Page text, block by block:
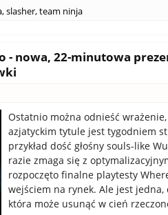
,slasher,team ninja
- nowa, 22-minutowa
Ostatnio można odnieść
azjatyckim tytule jest tygodniem
przykład dość głośny souls-like
razie zmaga się z
rozpoczęto finalne playtesty
wejściem na rynek. Ale jest jedna,
która może usunąć w cień